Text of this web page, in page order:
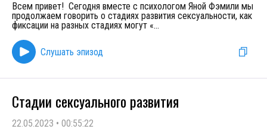
Всем привет! Сегодня вместе с психологом Яной Фэмили мы
продолжаем говорить о стадиях развития сексуальности, как
фиксации на разных стадиях могут «...
Слушать эпизод
Стадии сексуального развития
22.05.2023 • 00:55:22